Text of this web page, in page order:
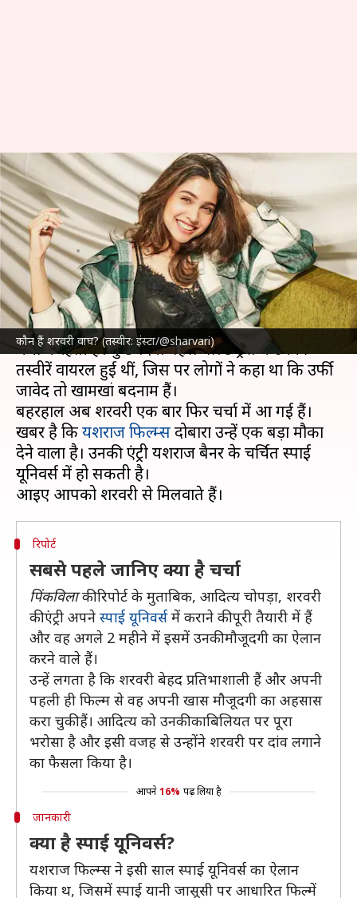
कौन हैं शरवरी वाघ? (तस्वीर: इंस्टा/@sharvari)
शरवरी वाघ कौन हैं, जो बन सकती हैं
यशराज फिल्म्स के स्पाई यूनिवर्स का
हिस्सा?
लेखन नेहा शर्मा Apr 17, 2023 05:33 pm
क्या है खबर?
अभिनेत्रीशरवरी वाघअपने ग्लैमरस अवतार को लेकर खूब
चर्चा में रहती हैं। कुछ दिनों पहले बोल्ड ड्रेस में उनकी
तस्वीरें वायरल हुई थीं, जिस पर लोगों ने कहा था कि उर्फी
जावेद तो खामखां बदनाम हैं।
बहरहाल अब शरवरी एक बार फिर चर्चा में आ गई हैं।
खबर है कियशराज फिल्म्सदोबारा उन्हें एक बड़ा मौका
देने वाला है। उनकी एंट्री यशराज बैनर के चर्चित स्पाई
यूनिवर्स में हो सकती है।
रिपोर्ट
सबसे पहले जानिए क्या है चर्चा
पिंकविलाकी रिपोर्ट के मुताबिक, आदित्य चोपड़ा, शरवरी
की एंट्री अपने स्पाई यूनिवर्समें कराने की पूरी तैयारी में हैं
और वह अगले 2 महीने में इसमें उनकी मौजूदगी का ऐलान
करने वाले हैं।
उन्हें लगता है कि शरवरी बेहद प्रतिभाशाली हैं और अपनी
पहली ही फिल्म से वह अपनी खास मौजूदगी का अहसास
करा चुकी हैं। आदित्य को उनकी काबिलियत पर पूरा
भरोसा है और इसी वजह से उन्होंने शरवरी पर दांव लगाने
का फैसला किया है।
आपने 16% पढ़ लिया है
जानकारी
क्या है स्पाई यूनिवर्स?
यशराज फिल्म्स ने इसी साल स्पाई यूनिवर्स का ऐलान
किया थ, जिसमें स्पाई यानी जासूसी पर आधारित फिल्में